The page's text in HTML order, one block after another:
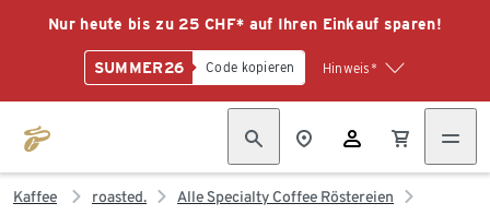
Nur heute bis zu 25 CHF* auf Ihren Einkauf sparen!
SUMMER26 Code kopieren Hinweis*
Kaffee roasted. Alle Specialty Coffee Röstereien